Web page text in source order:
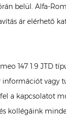
belül. Alfa-
ár elérhető
147 1.9 JTD
információt vagy
a kapcsolatot
kollégáink